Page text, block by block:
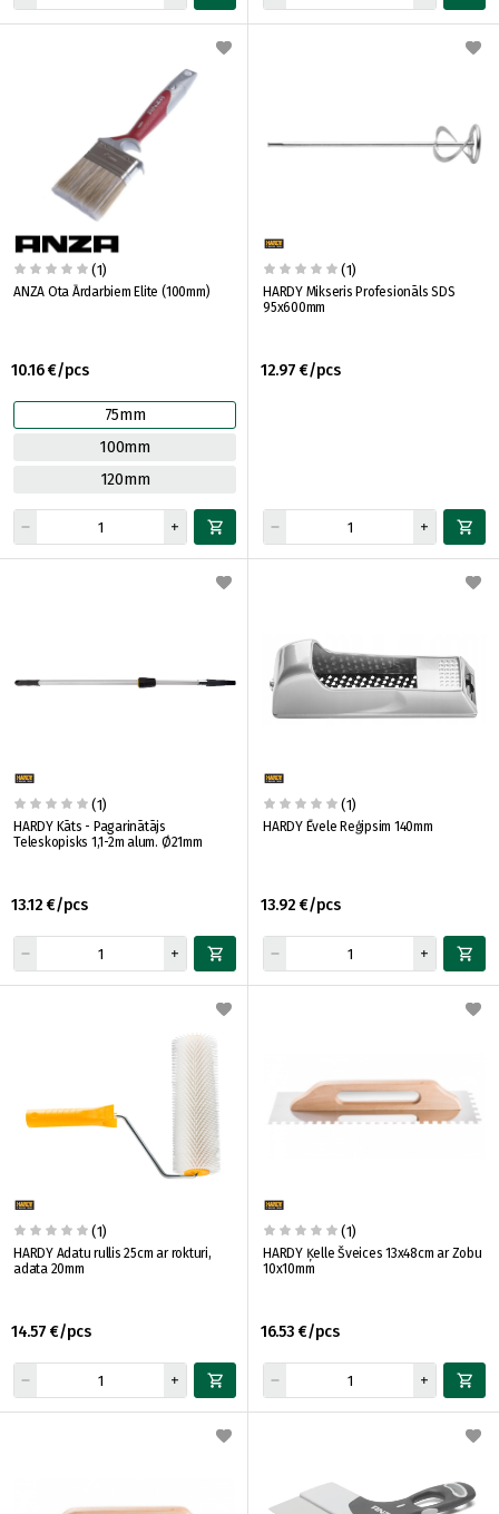
(1)
ANZA Ota Ārdarbiem Elite (100mm)
10.16 €/pcs
75mm
100mm
120mm
(1)
HARDY Mikseris Profesionāls SDS
95x600mm
12.97 €/pcs
(1)
HARDY Kāts - Pagarinātājs
Teleskopisks 1,1-2m alum. Ø21mm
13.12 €/pcs
(1)
HARDY Ēvele Reģipsim 140mm
13.92 €/pcs
(1)
HARDY Adatu rullis 25cm ar rokturi,
adata 20mm
14.57 €/pcs
(1)
HARDY Ķelle Šveices 13x48cm ar Zobu
10x10mm
16.53 €/pcs